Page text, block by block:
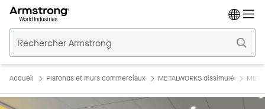
Plafonds
Commerciaux
Accueil Plafonds et murs commerciaux METALWORKS dissimulé